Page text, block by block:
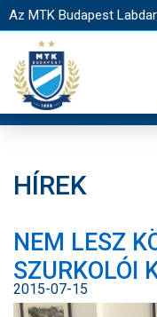
Az MTK Budapest
HÍREK
NEM LESZ
SZURKOLÓI
2015-07-15